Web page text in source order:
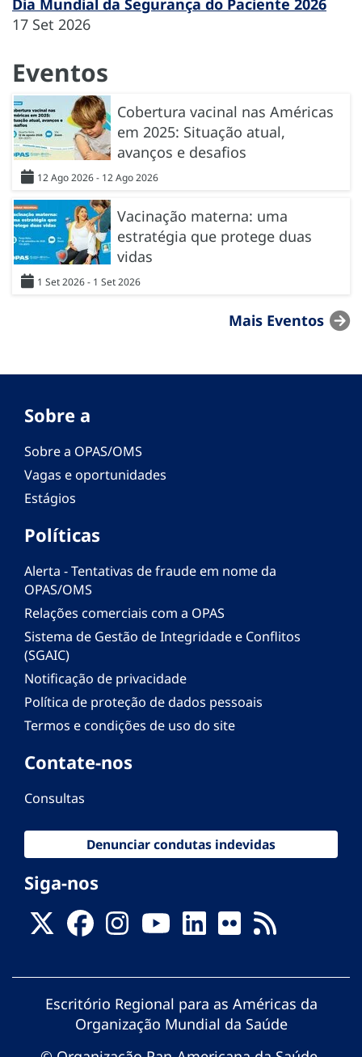
Dia Mundial da Segurança do Paciente 2026
17 Set 2026
Eventos
Cobertura vacinal nas Américas
em 2025: Situação atual,
avanços e desafios
12 Ago 2026 - 12 Ago 2026
Vacinação materna: uma
estratégia que protege duas
vidas
1 Set 2026 - 1 Set 2026
Mais Eventos
Sobre a
Sobre a OPAS/OMS
Vagas e oportunidades
Estágios
Políticas
Alerta - Tentativas de fraude em nome da
OPAS/OMS
Relações comerciais com a OPAS
Sistema de Gestão de Integridade e Conflitos
(SGAIC)
Notificação de privacidade
Política de proteção de dados pessoais
Termos e condições de uso do site
Contate-nos
Consultas
Denunciar condutas indevidas
Siga-nos
Escritório Regional para as Américas da
Organização Mundial da Saúde